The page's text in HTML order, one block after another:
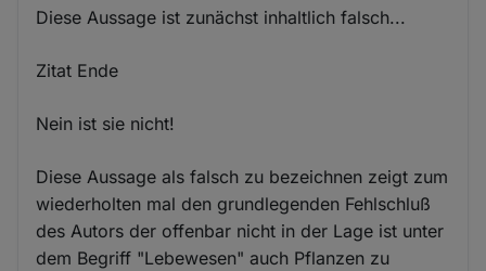
Diese Aussage ist zunächst inhaltlich falsch...
Zitat Ende
Nein ist sie nicht!
Diese Aussage als falsch zu bezeichnen zeigt zum
wiederholten mal den grundlegenden Fehlschluß
des Autors der offenbar nicht in der Lage ist unter
dem Begriff "Lebewesen" auch Pflanzen zu